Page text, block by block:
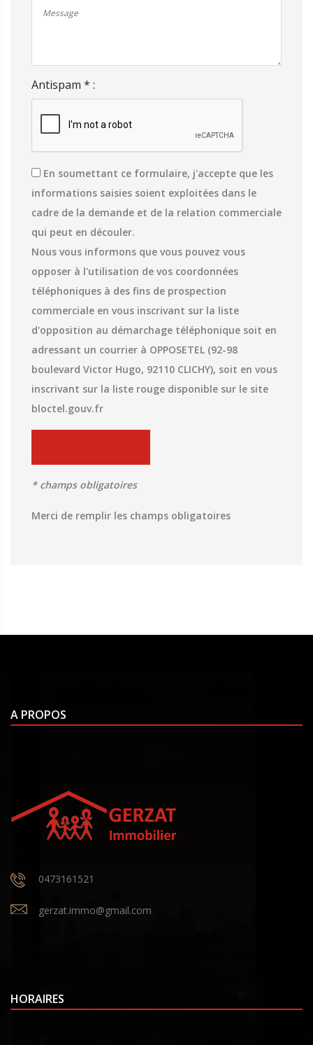
Antispam * :
En soumettant ce formulaire, j'accepte que les
informations saisies soient exploitées dans le
cadre de la demande et de la relation commerciale
qui peut en découler.
Nous vous informons que vous pouvez vous
opposer à l'utilisation de vos coordonnées
téléphoniques à des fins de prospection
commerciale en vous inscrivant sur la liste
d'opposition au démarchage téléphonique soit en
adressant un courrier à OPPOSETEL (92-98
boulevard Victor Hugo, 92110 CLICHY), soit en vous
inscrivant sur la liste rouge disponible sur le site
bloctel.gouv.fr
* champs obligatoires
Merci de remplir les champs obligatoires
A PROPOS
0473161521
gerzat.immo@gmail.com
HORAIRES